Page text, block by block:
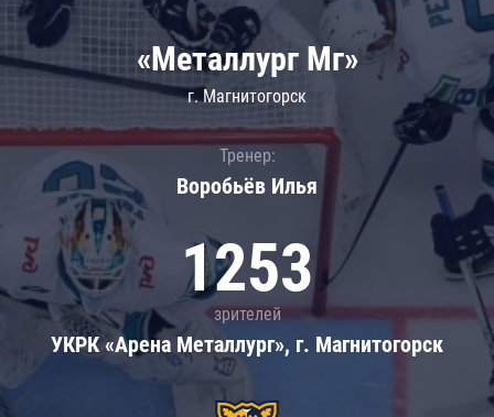
«Металлург Мг»
г. Магнитогорск
Тренер:
Воробьёв Илья
1253
зрителей
УКРК «Арена Металлург», г. Магнитогорск